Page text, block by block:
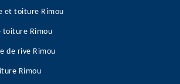
et toiture Rimou
toiture Rimou
de rive Rimou
Rimou